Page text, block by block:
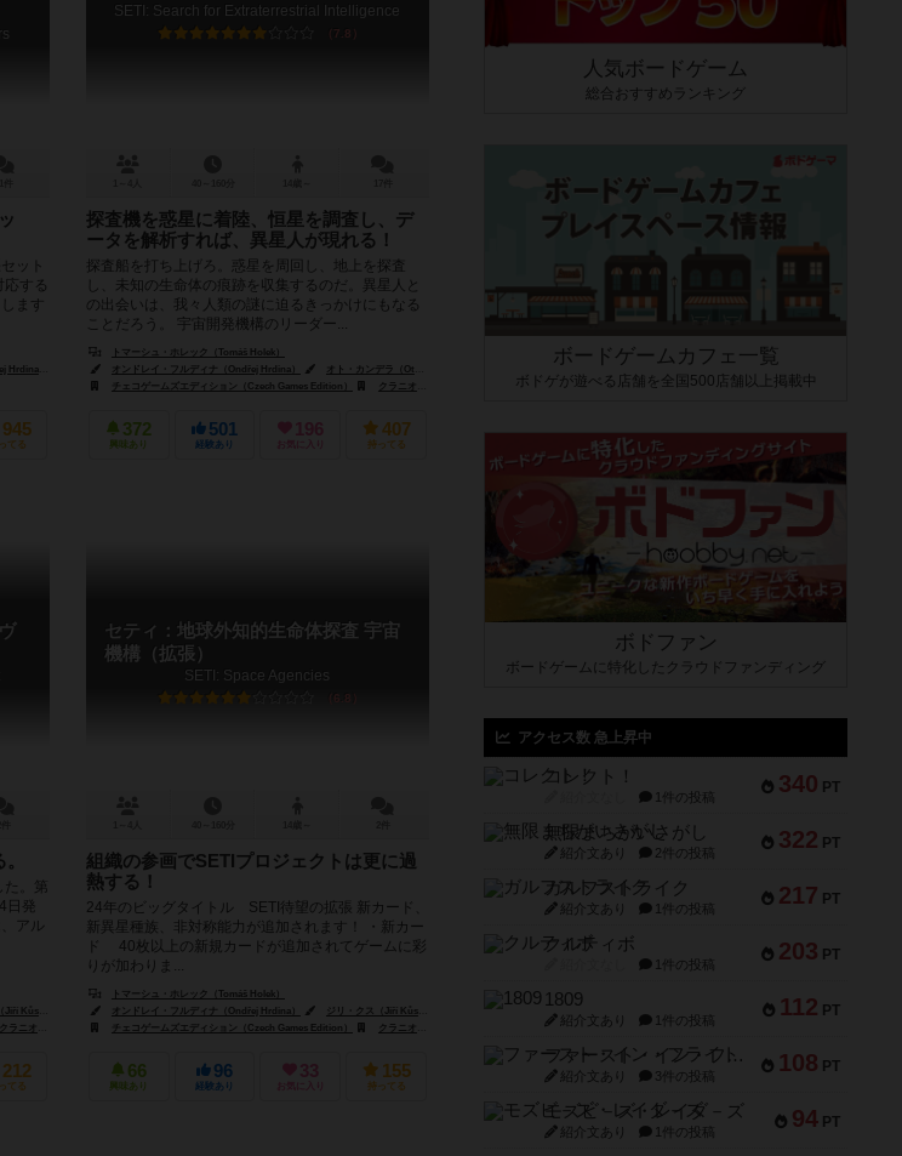
ット
する
ます
Hrdina）
ヤクブ・ポリツァー（Jakub Politzer）
945
てる
SETI: Search for Extraterrestrial Intelligence
7.8
探査機を惑星に着陸、恒星を調査し、デ
ータを解析すれば、異星人が現れる！
探査船を打ち上げろ。惑星を周回し、地上を探査
し、未知の生命体の痕跡を収集するのだ。異星人と
の出会いは、我々人類の謎に迫るきっかけにもなる
ことだろう。 宇宙開発機構のリーダー...
トマーシュ・ホレック（Tomáš Holek）
オンドレイ・フルディナ（Ondřej Hrdina）
オト・カンデラ（Oto Kandera）
チェコゲームズエディション（Czech Games Edition）
クラニオ・クリエーションズ（Cranio Creations） フィーリングディゴ（Feelindigo）
372
興味あり
501
経験あり
196
お気に入り
407
持ってる
た。第
日発
アル
Kůs）
ヤクブ・ポリツァー（Jakub Politzer）
クラニオ・クリエーションズ（Cranio Creations） ジェム・クラブ・キフト（Gém Klub Kft.）
212
てる
セティ：地球外知的生命体探査 宇宙
機構（拡張）
SETI: Space Agencies
6.8
組織の参画でSETIプロジェクトは更に過
熱する！
24年のビッグタイトル SETI待望の拡張 新カード、
新異星種族、非対称能力が追加されます！ ・新カー
ド 40枚以上の新規カードが追加されてゲームに彩
りが加わりま...
トマーシュ・ホレック（Tomáš Holek）
オンドレイ・フルディナ（Ondřej Hrdina）
ジリ・クス（Jiří Kůs）
イジー・ミコヴェツ（Jiří Mikovec）
チェコゲームズエディション（Czech Games Edition）
クラニオ・クリエーションズ（Cranio Creations） デヴィル（Devir）
66
興味あり
96
経験あり
33
お気に入り
155
持ってる
人気ボードゲーム
総合おすすめランキング
ボードゲームカフェ一覧
ボドゲが遊べる店舗を全国500店舗以上掲載中
ボドファン
ボードゲームに特化したクラウドファンディング
アクセス数 急上昇中
340 PT
コレクト！
1件の投稿
322 PT
無限まちがいさがし
紹介文あり 2件の投稿
217 PT
ガルフストライク
紹介文あり 1件の投稿
203 PT
クルティボ
1件の投稿
112 PT
1809
紹介文あり 1件の投稿
108 PT
ファースト・イン・フライト
紹介文あり 3件の投稿
94 PT
モズビ－ズ・レイダ－ズ
紹介文あり 1件の投稿